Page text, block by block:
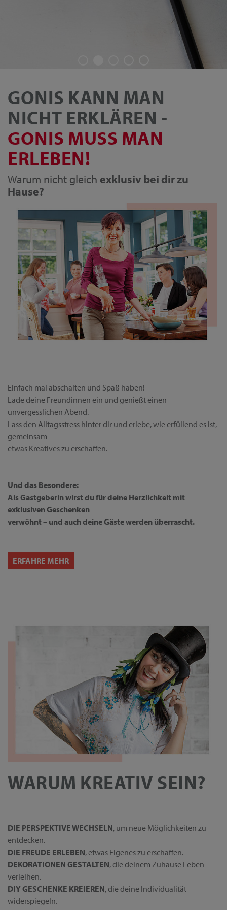
GONIS KANN MAN
NICHT ERKLÄREN -
GONIS MUSS MAN
ERLEBEN!
Warum nicht gleich exklusiv bei dir zu
Hause?
Einfach mal abschalten und Spaß haben!
Lade deine Freundinnen ein und genießt einen
unvergesslichen Abend.
Lass den Alltagsstress hinter dir und erlebe, wie erfüllend es ist,
gemeinsam
etwas Kreatives zu erschaffen.
Und das Besondere:
Als Gastgeberin wirst du für deine Herzlichkeit mit
exklusiven Geschenken
verwöhnt – und auch deine Gäste werden überrascht.
ERFAHRE MEHR
WARUM KREATIV SEIN?
DIE PERSPEKTIVE WECHSELN, um neue Möglichkeiten zu
entdecken.
DIE FREUDE ERLEBEN, etwas Eigenes zu erschaffen.
DEKORATIONEN GESTALTEN, die deinem Zuhause Leben
verleihen.
DIY GESCHENKE KREIEREN, die deine Individualität
widerspiegeln.